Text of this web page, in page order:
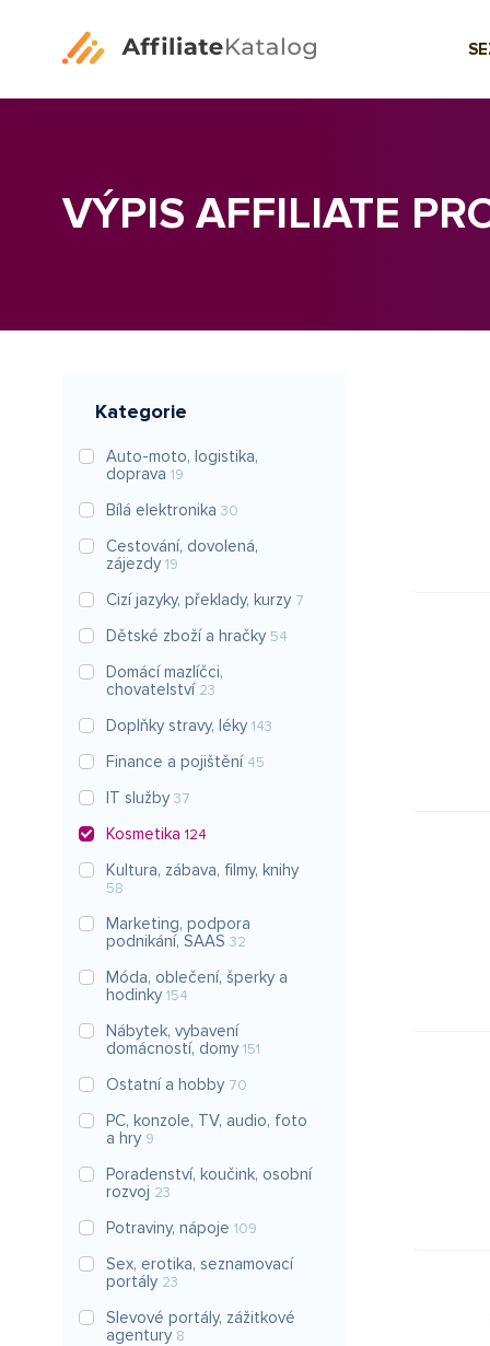
VÝPIS AFFILIATE
Kategorie
Auto-moto, logistika,
doprava 19
Bílá elektronika 30
Cestování, dovolená,
zájezdy 19
Cizí jazyky, překlady, kurzy 7
Dětské zboží a hračky 54
Domácí mazlíčci,
chovatelství 23
Doplňky stravy, léky 143
Finance a pojištění 45
IT služby 37
Kosmetika 124
Kultura, zábava, filmy, knihy
58
Marketing, podpora
podnikání, SAAS 32
Móda, oblečení, šperky a
hodinky 154
Nábytek, vybavení
domácností, domy 151
Ostatní a hobby 70
PC, konzole, TV, audio, foto
a hry 9
Poradenství, koučink, osobní
rozvoj 23
Potraviny, nápoje 109
Sex, erotika, seznamovací
portály 23
Slevové portály, zážitkové
agentury 8